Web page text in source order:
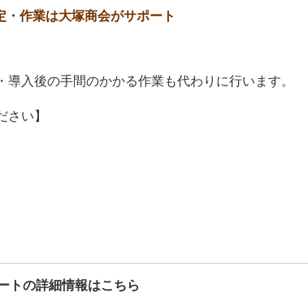
作業は大塚商会がサポート
入後の手間のかかる作業も代わりに行います。
さい】
トの詳細情報はこちら